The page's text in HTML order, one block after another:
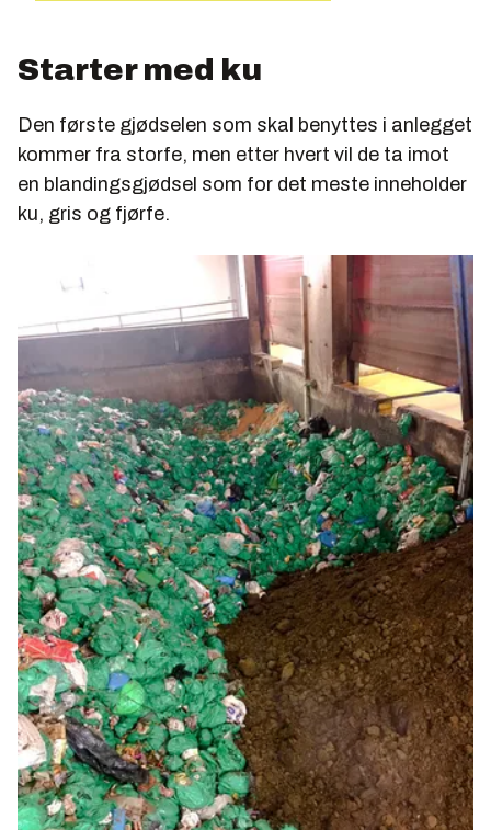
Starter med ku
Den første gjødselen som skal benyttes i anlegget
kommer fra storfe, men etter hvert vil de ta imot
en blandingsgjødsel som for det meste inneholder
ku, gris og fjørfe.